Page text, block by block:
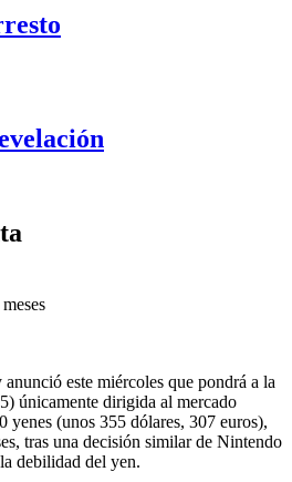
este miércoles que pondrá a la
únicamente dirigida al mercado
yenes (unos 355 dólares, 307 euros),
tras una decisión similar de Nintendo
debilidad del yen.